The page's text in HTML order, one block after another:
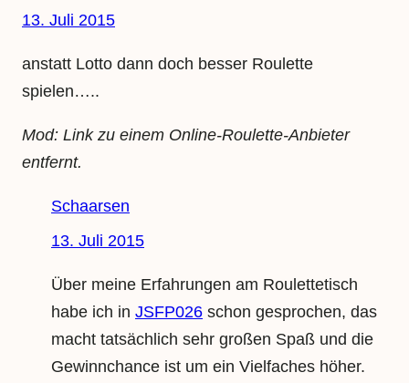
13. Juli 2015
anstatt Lotto dann doch besser Roulette
spielen…..
Mod: Link zu einem Online-Roulette-Anbieter
entfernt.
Schaarsen
13. Juli 2015
Über meine Erfahrungen am Roulettetisch
habe ich in JSFP026 schon gesprochen, das
macht tatsächlich sehr großen Spaß und die
Gewinnchance ist um ein Vielfaches höher.